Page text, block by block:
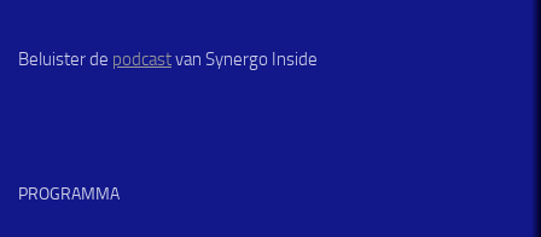
Beluister de podcastvan Synergo Inside
PROGRAMMA